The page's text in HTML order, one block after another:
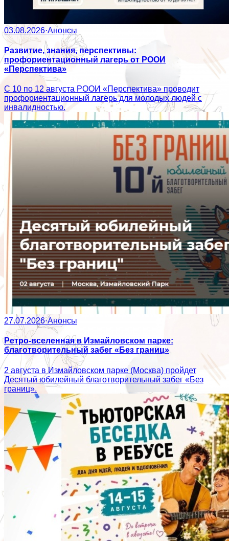
03.08.2026·Анонсы
Развитие, знания, перспективы:
профориентационный лагерь от РООИ
«Перспектива»
С 10 по 12 августа РООИ «Перспектива» проводит
профориентационный лагерь для молодых людей с
инвалидностью.
27.07.2026·Анонсы
Ретро-вселенная в Измайловском парке:
благотворительный забег «Без границ»
2 августа в Измайловском парке (Москва) пройдет
Десятый юбилейный благотворительный забег «Без
границ».